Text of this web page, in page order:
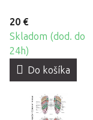
20 €
Skladom (dod. do
24h)
Do košíka